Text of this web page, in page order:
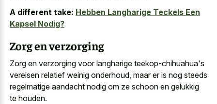
A different take: Hebben Langharige Teckels Een
Kapsel Nodig?
Zorg en verzorging
Zorg en verzorging voor langharige teekop-chihuahua's
vereisen relatief weinig onderhoud, maar er is nog steeds
regelmatige aandacht nodig om ze schoon en gelukkig
te houden.